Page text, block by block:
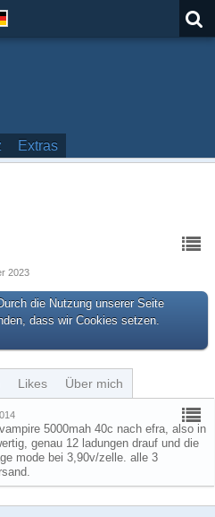
Extras
2023
die Nutzung unserer Seite
dass wir Cookies setzen.
Likes Über mich
5000mah 40c nach efra, also in
genau 12 ladungen drauf und die
mode bei 3,90v/zelle. alle 3